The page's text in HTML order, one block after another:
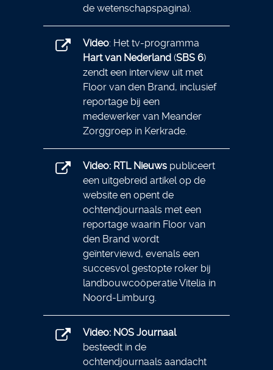
de wetenschapspagina).
Video: Het tv-programma
Hart van Nederland (SBS 6)
zendt een interview uit met
Floor van den Brand, inclusief
reportage bij een
medewerker van Meander
Zorggroep in Kerkrade.
Video: RTL Nieuws publiceert
een uitgebreid artikel op de
website en opent de
ochtendjournaals met een
reportage waarin Floor van
den Brand wordt
geïnterviewd, evenals een
succesvol gestopte roker bij
landbouwcoöperatie Vitelia in
Noord-Limburg.
Video: NOS Journaal
besteedt in de
ochtendjournaals aandacht